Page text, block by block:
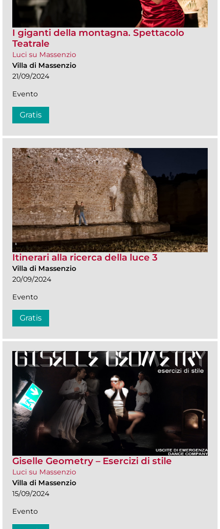
I giganti della montagna. Spettacolo
Teatrale
Luci su Massenzio
Villa di Massenzio
21/09/2024
Evento
Gratis
Itinerari alla ricerca della luce 3
Villa di Massenzio
20/09/2024
Evento
Gratis
Giselle Geometry – Esercizi di stile
Luci su Massenzio
Villa di Massenzio
15/09/2024
Evento